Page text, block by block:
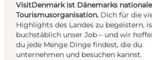
VisitDenmark ist Dänemarks nationale
Tourismusorganisation. Dich für die
Highlights des Landes zu begeistern,
buchstäblich unser Job – und wir
du jede Menge Dinge findest, die du
unternehmen und besuchen kannst.